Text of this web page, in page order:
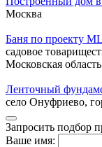
Москва
Баня по проекту
садовое
Московская область
Ленточный
село Онуфриево,
Запросить подбор
Ваше имя: